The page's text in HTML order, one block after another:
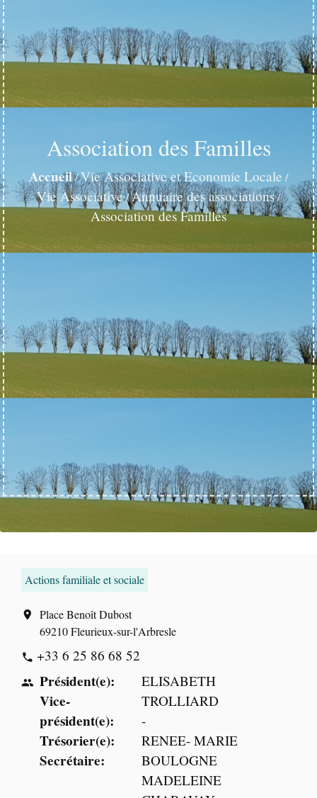
Association des Familles
Accueil/Vie Associative et Economie Locale /
Vie Associative/Annuaire des associations/
Association des Familles
Actions familiale et sociale
location_on
Place Benoît Dubost
69210 Fleurieux-sur-l'Arbresle
phone +33 6 25 86 68 52
people Président(e):
Vice-
président(e):
Trésorier(e):
Secrétaire:
ELISABETH
TROLLIARD
-
RENEE- MARIE
BOULOGNE
MADELEINE